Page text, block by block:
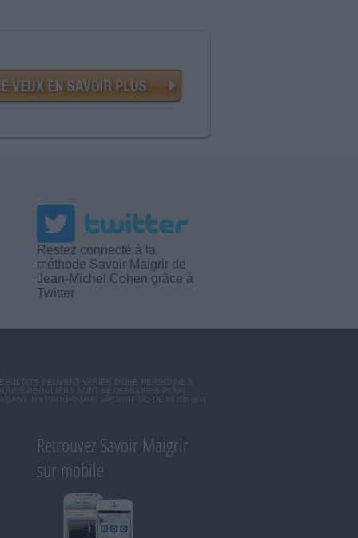
Restez connecté à la
méthode Savoir Maigrir de
Jean-Michel Cohen grâce à
Twitter
PEUVENT VARIER D'UNE PERSONNE A
RÉGULIERS SONT NÉCESSAIRES POUR
UN PROGRAMME SPORTIF OU DE MODIFIER
Retrouvez Savoir Maigrir
sur mobile